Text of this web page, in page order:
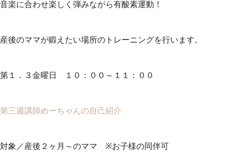
音楽に合わせ楽しく弾みながら有酸素運動！
産後のママが鍛えたい場所のトレーニングを行います。
第１．３金曜日 １０：００～１１：００
第三週講師めーちゃんの自己紹介
対象／産後２ヶ月～のママ ※お子様の同伴可